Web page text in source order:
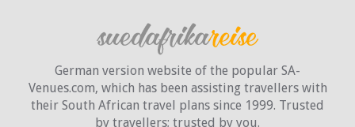
German version website of the popular SA-
Venues.com, which has been assisting travellers with
their South African travel plans since 1999. Trusted
by travellers; trusted by you.